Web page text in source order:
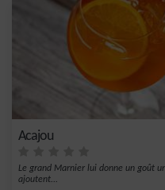
Acajou
Le grand Marnier lui donne un goût
ajoutent...